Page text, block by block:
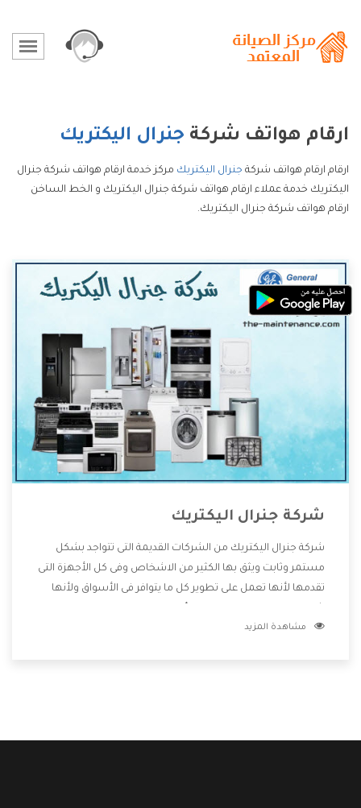
ارقام هواتف شركة جنرال اليكتريك
ارقام ارقام هواتف شركة جنرال اليكتريك مركز خدمة ارقام هواتف شركة جنرال
اليكتريك خدمة عملاء ارقام هواتف شركة جنرال اليكتريك و الخط الساخن
ارقام هواتف شركة جنرال اليكتريك.
شركة جنرال اليكتريك
شركة جنرال اليكتريك من الشركات القديمة التى تتواجد بشكل
مستمر وثابت ويثق بها الكثير من الاشخاص وفى كل الأجهزة التى
تقدمها لأنها تعمل على تطوير كل ما يتوافر فى الأسواق ولأنها
المنتجات وتقدم للعملاء أقوى العروض والخصومات التى تسهل
مشاهدة المزيد